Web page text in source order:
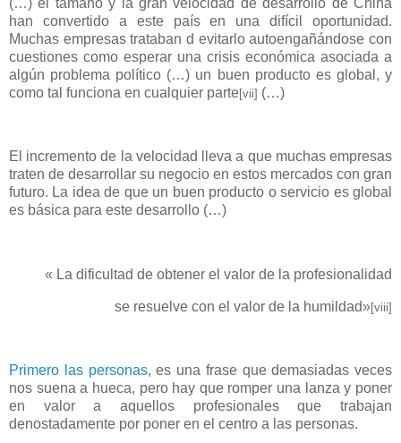
han convertido a este país en una difícil oportunidad.
Muchas empresas trataban d evitarlo autoengañándose con
cuestiones como esperar una crisis económica asociada a
algún problema político (…) un buen producto es global, y
como tal funciona en cualquier parte[vii] (…)
El incremento de la velocidad lleva a que muchas empresas
traten de desarrollar su negocio en estos mercados con gran
futuro. La idea de que un buen producto o servicio es global
es básica para este desarrollo (…)
« La dificultad de obtener el valor de la profesionalidad
se resuelve con el valor de la humildad»[viii]
Primero las personas, es una frase que demasiadas veces
nos suena a hueca, pero hay que romper una lanza y poner
en valor a aquellos profesionales que trabajan
denostadamente por poner en el centro a las personas.